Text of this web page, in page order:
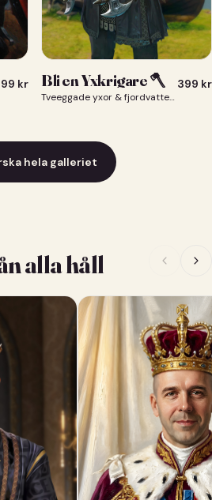
kr Bli en Yxkrigare 🪓
Tveeggade yxor & fjordvatten bakom dig 🪓
399 kr
hela galleriet
alla håll